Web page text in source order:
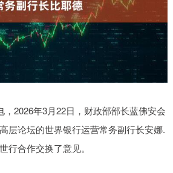
2026年3月22日，财政部部长蓝佛安会
层论坛的世界银行运营常务副行长安娜.
行合作交换了意见。